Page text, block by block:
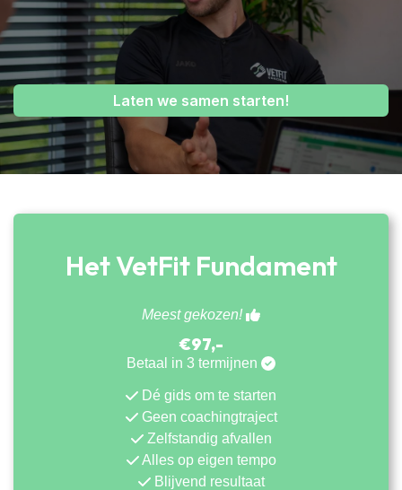
Laten we samen starten!
Het VetFit Fundament
Meest gekozen!
€97,-
Betaal in 3 termijnen
Dé gids om te starten
Geen coachingtraject
Zelfstandig afvallen
Alles op eigen tempo
Blijvend resultaat